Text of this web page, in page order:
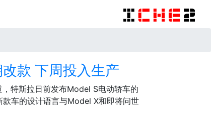
款 下周投入生产
特斯拉日前发布Model S电动轿车的
车的设计语言与Model X和即将问世